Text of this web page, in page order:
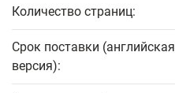
Количество страниц:
Срок поставки (английская
версия):